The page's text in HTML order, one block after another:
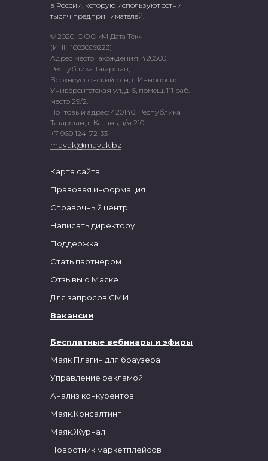
в России, которую используют сотни
тысяч предпринимателей.
© 2020, ООО «М Дата Тек»
(ИНН 1683009223)
Адрес местонахождения: 420500,
Республика Татарстан,
Верхнеуслонский р-н, г. Иннополис,
Университетская ул, д. 5, помещ. 111 раб.
место 29/2.
Почтовый адрес: 420140, Республика
Татарстан, г. Казань, а/я 210.
+7 969 124-72-33
mayak@mayak.bz
Бесплатные вебинары и эфиры
Маяк Плагин для браузера
Управление рекламой
Анализ конкурентов
Маяк.Консалтинг
Маяк.Журнал
Новостник маркетплейсов
Карта сайта
Правовая информация
Справочный центр
Написать директору
Поддержка
Стать партнером
Отзывы о Маяке
Для запросов СМИ
Вакансии